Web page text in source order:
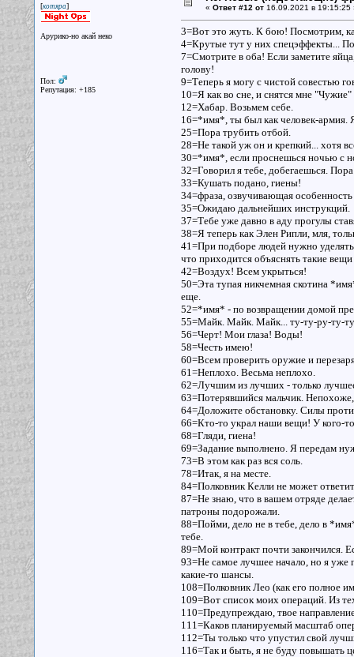
[котяра]
Арурико-но акай неко
Пол:
Репутация: +185
« Ответ #12 от16.09.2021 в 19:15:25
3=Вот это жуть. К бою! Посмотрим,
4=Крутые тут у них спецэффекты...
7=Смотрите в оба! Если заметите
голову!
9=Теперь я могу с чистой совестью
10=Я как во сне, и снятся мне
12=Хабар. Возьмем себе.
16=*имя*, ты был как человек-
25=Пора трубить отбой.
28=Не такой уж он и крепкий... хотя
30=*имя*, если проснешься ночью с
32=Говорил я тебе, добегаешься.
33=Кушать подано, гиены!
34=фраза, озвучивающая
35=Ожидаю дальнейших инструкций.
37=Тебе уже давно в аду прогулы
38=Я теперь как Элен Рипли, мля,
41=При подборе людей нужно
что приходится объяснять такие
42=Воздух! Всем укрыться!
50=Эта тупая никчемная скотина
еще.
52=*имя* - по возвращении домой
55=Майк. Майк. Майк... ту-ту-ру-ту-
56=Черт! Мои глаза! Воды!
58=Честь имею!
60=Всем проверить оружие и
61=Неплохо. Весьма неплохо.
62=Лучшим из лучших - только
63=Потерявшийся мальчик. Непохоже,
64=Доложите обстановку. Силы
66=Кто-то украл наши вещи! У кого-
68=Гляди, гиена!
69=Задание выполнено. Я передам
73=В этом как раз вся соль.
78=Итак, я на месте.
84=Полковник Келли не может
87=Не знаю, что в вашем отряде
патроны подорожали.
88=Пойми, дело не в тебе, дело в
тебе.
89=Мой контракт почти закончился.
93=Не самое лучшее начало, но я уже
какие-то шансы.
108=Полковник Лео (как его полное
109=Вот список моих операций. Из
110=Предупреждаю, твое
111=Каков планируемый масштаб
112=Ты только что упустил свой
116=Так и быть, я не буду повышать